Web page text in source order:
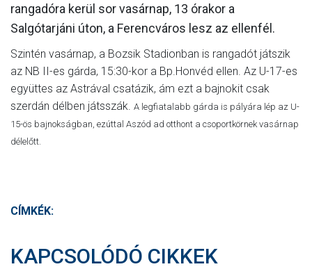
SZURKOLÓI ÉLMÉNYEK
SAJTÓ
rangadóra kerül sor vasárnap, 13 órakor a
Salgótarjáni úton, a Ferencváros lesz az ellenfél.
Szintén vasárnap, a Bozsik Stadionban is rangadót játszik
az NB II-es gárda, 15:30-kor a Bp.Honvéd ellen. Az U-17-es
együttes az Astrával csatázik, ám ezt a bajnokit csak
szerdán délben játsszák. A legfiatalabb gárda is pályára lép az U-
15-ös bajnokságban, ezúttal Aszód ad otthont a csoportkörnek vasárnap
délelőtt.
CÍMKÉK:
KAPCSOLÓDÓ CIKKEK